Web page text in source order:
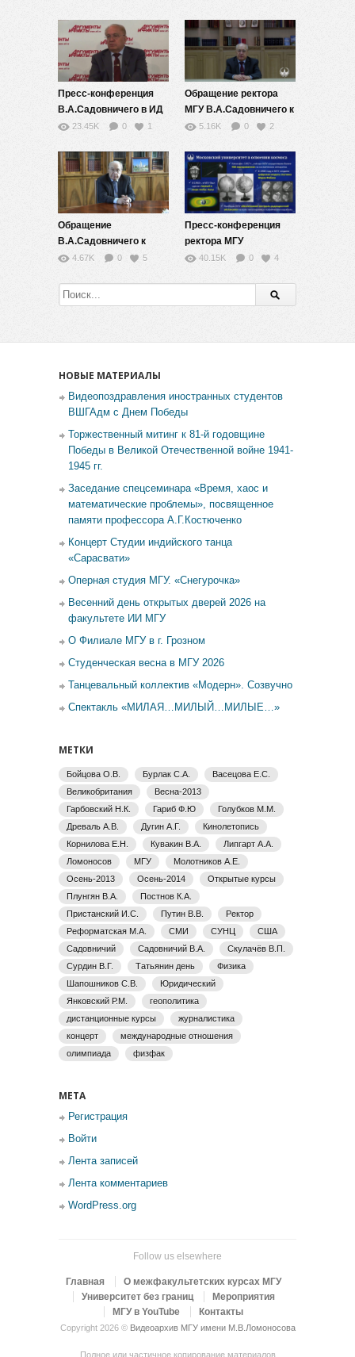
Пресс-конференция
В.А.Садовничего в ИД
«Аргументы и Факты»
23.45K 0 1
Обращение ректора
МГУ В.А.Садовничего к
участникам
науки и технологий
5.16K 0 2
Обращение
В.А.Садовничего к
коллективу Института
физики РАН
4.67K 0 5
Пресс-конференция
ректора МГУ
В.А.Садовничего. 8
40.15K 0 4
НОВЫЕ МАТЕРИАЛЫ
Видеопоздравления иностранных студентов
ВШГАдм с Днем Победы
Торжественный митинг к 81-й годовщине
Победы в Великой Отечественной войне 1941-
1945 гг.
Заседание спецсеминара «Время, хаос и
математические проблемы», посвященное
памяти профессора А.Г.Костюченко
Концерт Студии индийского танца
«Сарасвати»
Оперная студия МГУ. «Снегурочка»
Весенний день открытых дверей 2026 на
факультете ИИ МГУ
О Филиале МГУ в г. Грозном
Студенческая весна в МГУ 2026
Танцевальный коллектив «Модерн». Созвучно
Спектакль «МИЛАЯ…МИЛЫЙ…МИЛЫЕ…»
МЕТКИ
Бойцова О.В. Бурлак С.А.
Васецова Е.С.
Великобритания
Весна-2013
Гарбовский Н.К.
Гариб Ф.Ю
Голубков М.М.
Древаль А.В.
Дугин А.Г.
Кинолетопись
Корнилова Е.Н.
Кувакин В.А.
Липгарт А.А.
Ломоносов
МГУ
Молотников А.Е.
Осень-2013
Осень-2014
Открытые курсы
Плунгян В.А.
Постнов К.А.
Пристанский И.С.
Путин В.В.
Ректор
Реформатская М.А.
СМИ СУНЦ
США
Садовничий
Садовничий В.А.
Скулачёв В.П.
Сурдин В.Г.
Татьянин день
Физика
Шапошников С.В.
Юридический
Янковский Р.М.
геополитика
дистанционные курсы
журналистика
концерт
международные отношения
олимпиада
физфак
МЕТА
Регистрация
Войти
Лента записей
Лента комментариев
WordPress.org
Follow us elsewhere
Главная
О межфакультетских курсах МГУ
Университет без границ
Мероприятия
МГУ в YouTube
Контакты
Copyright 2026 © Видеоархив МГУ имени М.В.Ломоносова
Полное или частичное копирование материалов